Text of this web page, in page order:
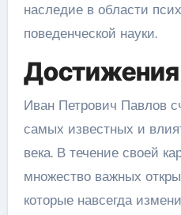
наследие в области
поведенческой науки.
Достижения
Иван Петрович Павлов
самых известных и
века. В течение своей
множество важных
которые навсегда